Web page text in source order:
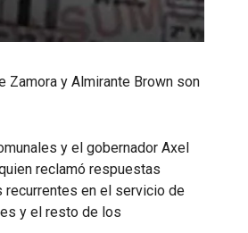
Zamora y Almirante Brown son
y el gobernador Axel
reclamó respuestas
en el servicio de
y el resto de los